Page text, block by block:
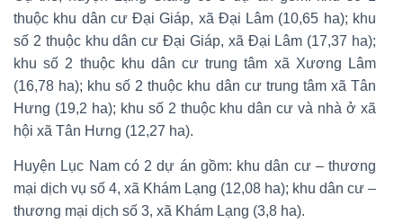
thuộc khu dân cư Đại Giáp, xã Đại Lâm (10,65 ha); khu
số 2 thuộc khu dân cư Đại Giáp, xã Đại Lâm (17,37 ha);
khu số 2 thuộc khu dân cư trung tâm xã Xương Lâm
(16,78 ha); khu số 2 thuộc khu dân cư trung tâm xã Tân
Hưng (19,2 ha); khu số 2 thuộc khu dân cư và nhà ở xã
hội xã Tân Hưng (12,27 ha).
Huyện Lục Nam có 2 dự án gồm: khu dân cư – thương
mại dịch vụ số 4, xã Khám Lạng (12,08 ha); khu dân cư –
thương mại dịch số 3, xã Khám Lạng (3,8 ha).